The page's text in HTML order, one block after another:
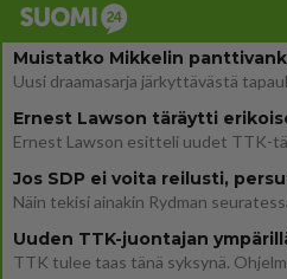
Muistatko Mikkelin